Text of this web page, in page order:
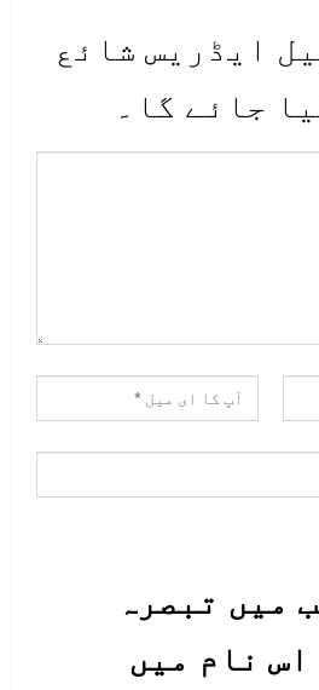
ایڈریس شائع
جائے گا۔
میں تبصرہ
نام میں